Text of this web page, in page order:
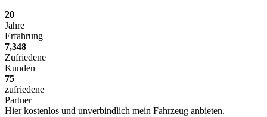
20
Jahre
Erfahrung
7,348
Zufriedene
Kunden
75
zufriedene
Partner
Hier kostenlos und unverbindlich mein Fahrzeug anbieten.